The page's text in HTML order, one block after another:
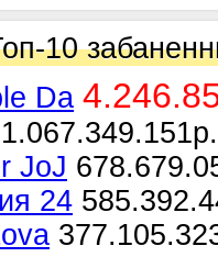
10
Da
1.067.349.151р.
JoJ
24